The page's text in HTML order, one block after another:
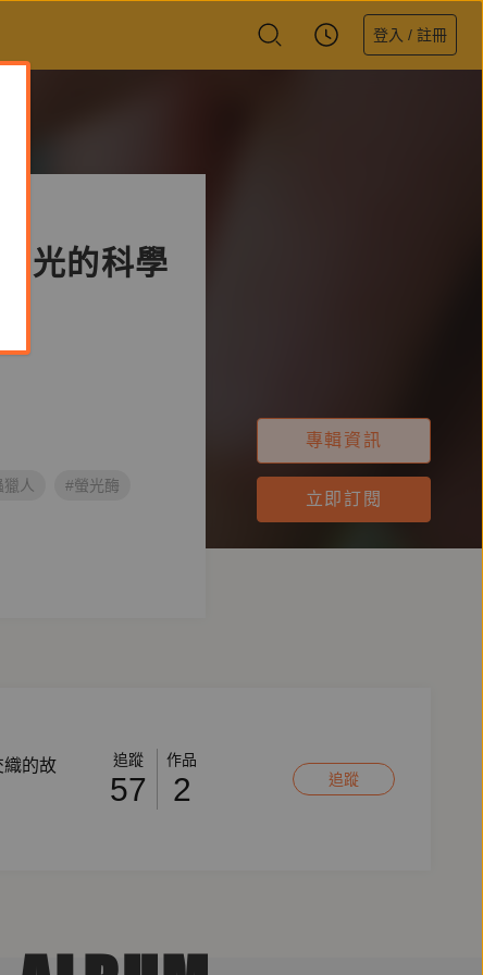
登入 / 註冊
光的科學
人 #螢光酶
專輯資訊
立即訂閱
織的故
追蹤
57
作品
2 追蹤